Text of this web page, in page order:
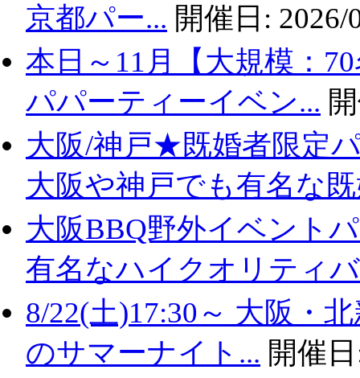
22
23
京都パー... 開催日: 2026/
本日～11月【大規模：
パパーティーイベン...
大阪/神戸★既婚者限定
大阪や神戸でも有名な
大阪BBQ野外イベント
有名なハイクオリティ
8/22(土)17:30～ 大阪・
のサマーナイト... 開催